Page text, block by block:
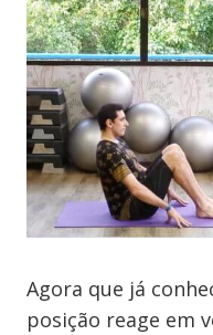
Agora que já
posição reage em